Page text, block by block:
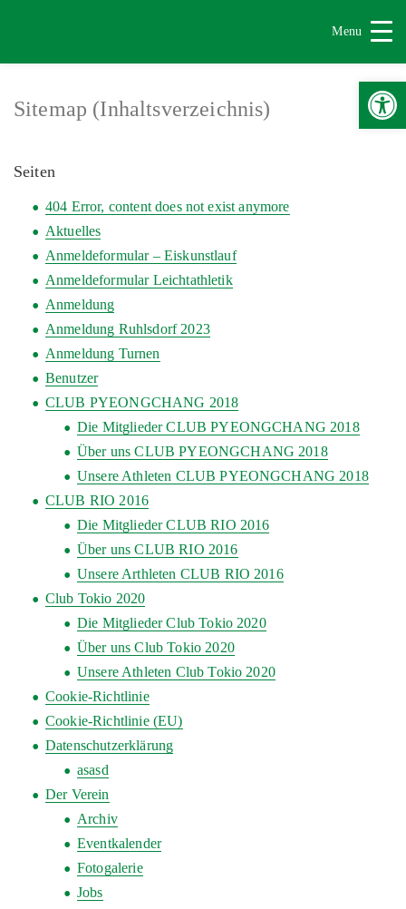
Menu
Sitemap (Inhaltsverzeichnis)
Seiten
404 Error, content does not exist anymore
Aktuelles
Anmeldeformular – Eiskunstlauf
Anmeldeformular Leichtathletik
Anmeldung
Anmeldung Ruhlsdorf 2023
Anmeldung Turnen
Benutzer
CLUB PYEONGCHANG 2018
Die Mitglieder CLUB PYEONGCHANG 2018
Über uns CLUB PYEONGCHANG 2018
Unsere Athleten CLUB PYEONGCHANG 2018
CLUB RIO 2016
Die Mitglieder CLUB RIO 2016
Über uns CLUB RIO 2016
Unsere Arthleten CLUB RIO 2016
Club Tokio 2020
Die Mitglieder Club Tokio 2020
Über uns Club Tokio 2020
Unsere Athleten Club Tokio 2020
Cookie-Richtlinie
Cookie-Richtlinie (EU)
Datenschutzerklärung
asasd
Der Verein
Archiv
Eventkalender
Fotogalerie
Jobs